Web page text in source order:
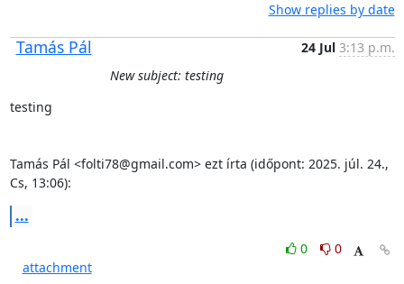
Show replies by date
Tamás Pál 24 Jul 3:13 p.m.
New subject: testing
testing
Tamás Pál <folti78@gmail.com> ezt írta (időpont: 2025. júl. 24.,
Cs, 13:06):
...
0
0
attachment